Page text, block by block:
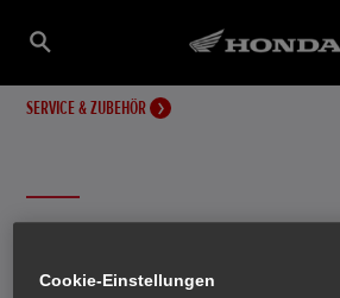
SERVICE & ZUBEHÖR
REIFENFREIGABEN
Cookie-Einstellungen